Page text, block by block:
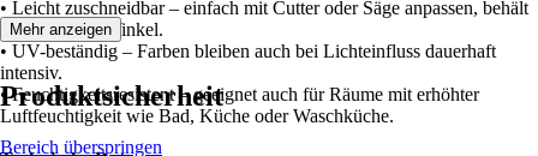
• Leicht zuschneidbar – einfach mit Cutter oder Säge anpassen, behält
sauberen 90°-Winkel.
• UV-beständig – Farben bleiben auch bei Lichteinfluss dauerhaft
intensiv.
• Feuchtigkeitsresistent – geeignet auch für Räume mit erhöhter
Luftfeuchtigkeit wie Bad, Küche oder Waschküche.
Mehr anzeigen
Produktsicherheit
Bereich überspringen